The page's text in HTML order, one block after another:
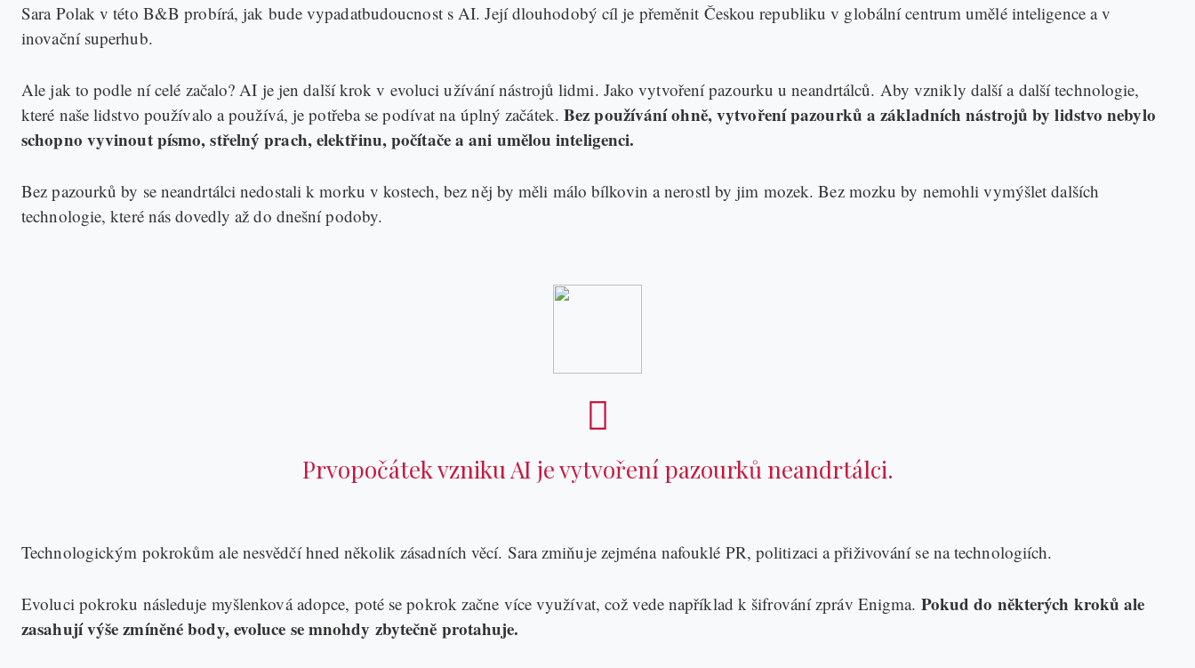
Sara Polak v této B&B probírá, jak bude vypadatbudoucnost s AI. Její dlouhodobý cíl je přeměnit Českou republiku v globální centrum umělé inteligence a v
inovační superhub.
Ale jak to podle ní celé začalo? AI je jen další krok v evoluci užívání nástrojů lidmi. Jako vytvoření pazourku u neandrtálců. Aby vznikly další a další technologie,
které naše lidstvo používalo a používá, je potřeba se podívat na úplný začátek. Bez používání ohně, vytvoření pazourků a základních nástrojů by lidstvo nebylo
schopno vyvinout písmo, střelný prach, elektřinu, počítače a ani umělou inteligenci.
Bez pazourků by se neandrtálci nedostali k morku v kostech, bez něj by měli málo bílkovin a nerostl by jim mozek. Bez mozku by nemohli vymýšlet dalších
technologie, které nás dovedly až do dnešní podoby.
Prvopočátek vzniku AI je vytvoření pazourků neandrtálci.
Technologickým pokrokům ale nesvědčí hned několik zásadních věcí. Sara zmiňuje zejména nafouklé PR, politizaci a přiživování se na technologiích.
Evoluci pokroku následuje myšlenková adopce, poté se pokrok začne více využívat, což vede například k šifrování zpráv Enigma. Pokud do některých kroků ale
zasahují výše zmíněné body, evoluce se mnohdy zbytečně protahuje.